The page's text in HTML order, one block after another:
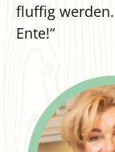
fluffig
Ente!“